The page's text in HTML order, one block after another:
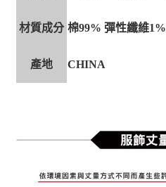
材質成分 棉99% 彈性纖維1%
產地 CHINA